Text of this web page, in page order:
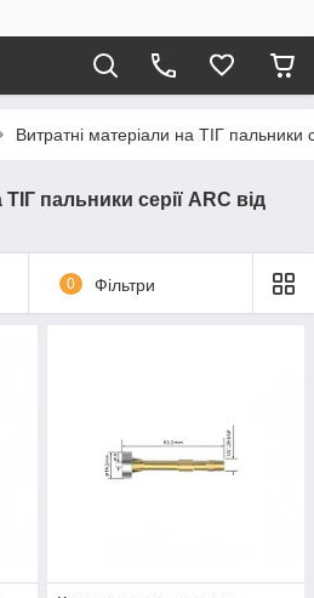
Витратні матеріали на ТІГ пальники
пальники серії ARC від
0 Фільтри